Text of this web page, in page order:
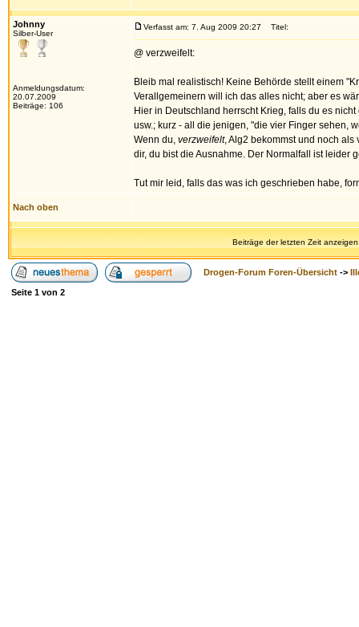
Johnny
Silber-User
Anmeldungsdatum:
20.07.2009
Beiträge: 106
Verfasst am: 7. Aug 2009 20:27 Titel:
@ verzweifelt:
Bleib mal realistisch! Keine Behörde stellt einem
Verallgemeinern will ich das alles nicht; aber es
Hier in Deutschland herrscht Krieg, falls du es
usw.; kurz - all die jenigen, "die vier Finger sehen,
Wenn du, verzweifelt, Alg2 bekommst und noch
dir, du bist die Ausnahme. Der Normalfall ist leider
Tut mir leid, falls das was ich geschrieben habe,
Nach oben
Beiträge der letzten Zeit
Drogen-Forum Foren-Übersicht ->
Seite 1 von 2